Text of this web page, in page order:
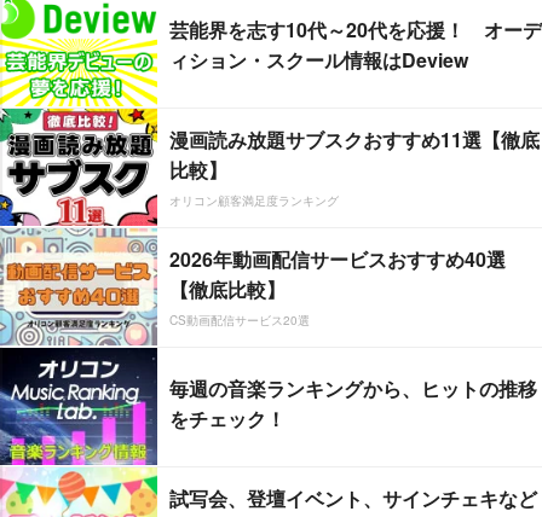
芸能界を志す10代～20代を応援！ オーデ
ィション・スクール情報はDeview
漫画読み放題サブスクおすすめ11選【徹底
比較】
オリコン顧客満足度ランキング
2026年動画配信サービスおすすめ40選
【徹底比較】
CS動画配信サービス20選
毎週の音楽ランキングから、ヒットの推移
をチェック！
試写会、登壇イベント、サインチェキなど